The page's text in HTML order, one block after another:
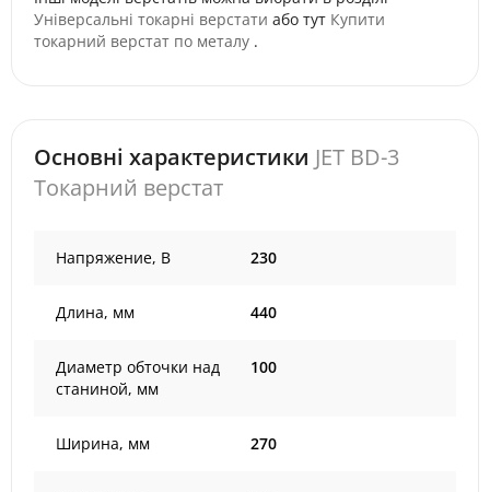
Універсальні токарні верстати або тут Купити
токарний верстат по металу .
Основні характеристики JET BD-3
Токарний верстат
Напряжение, В 230
Длина, мм 440
Диаметр обточки над
станиной, мм
100
Ширина, мм 270